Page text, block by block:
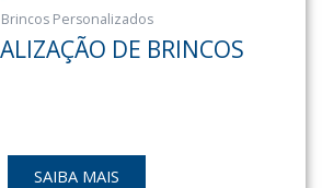
Brincos Personalizados
DE BRINCOS
SAIBA MAIS